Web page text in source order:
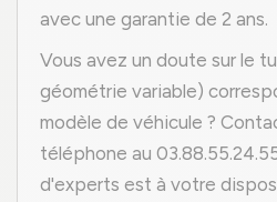
avec une garantie de 2 ans.
Vous avez un doute sur le
géométrie variable)
modèle de véhicule ?
téléphone au
d'experts est à votre